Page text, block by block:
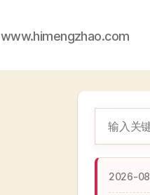
www.himengzhao.com
2026-